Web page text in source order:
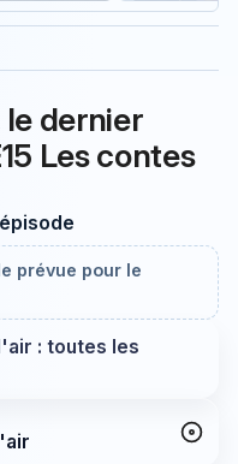
le dernier
Les contes
prévue pour le
: toutes les